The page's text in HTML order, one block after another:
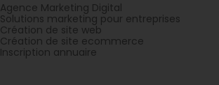
Agence Marketing Digital
Solutions marketing pour entreprises
Création de site web
Création de site ecommerce
Inscription annuaire